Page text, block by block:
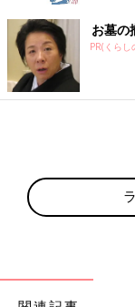
お墓の
PR(くらし